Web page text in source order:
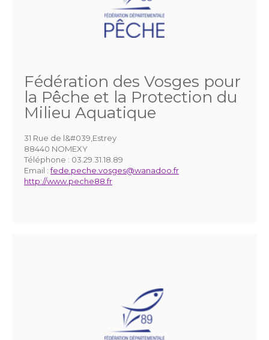
Fédération des Vosges pour
la Pêche et la Protection du
Milieu Aquatique
31 Rue de l&#039,Estrey
88440 NOMEXY
Téléphone : 03.29.31.18.89
Email :fede.peche.vosges@wanadoo.fr
http://www.peche88.fr